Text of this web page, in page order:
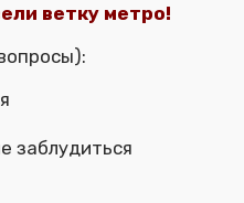
ветку метро!
заблудиться